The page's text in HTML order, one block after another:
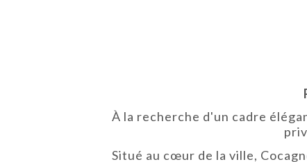
À la recherche d'un cadre
Situé au cœur de la ville,